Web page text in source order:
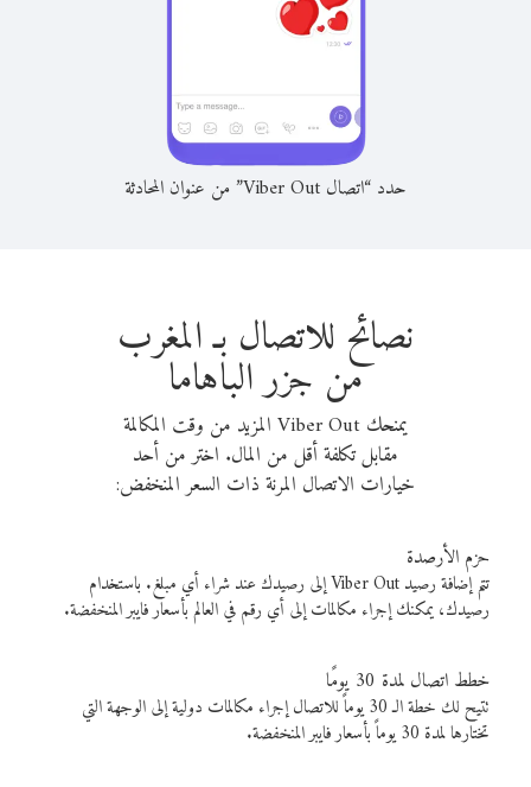
حدد “اتصال Viber Out” من عنوان المحادثة
نصائح للاتصال بـ المغرب
من جزر الباهاما
يمنحك Viber Out المزيد من وقت المكالمة
مقابل تكلفة أقل من المال. اختر من أحد
خيارات الاتصال المرنة ذات السعر المنخفض:
حزم الأرصدة
تتم إضافة رصيد Viber Out إلى رصيدك عند شراء أي مبلغ. باستخدام
رصيدك، يمكنك إجراء مكالمات إلى أي رقم في العالم بأسعار فايبر المنخفضة.
خطط اتصال لمدة 30 يومًا
تتيح لك خطة الـ 30 يوماً للاتصال إجراء مكالمات دولية إلى الوجهة التي
تختارها لمدة 30 يوماً بأسعار فايبر المنخفضة.